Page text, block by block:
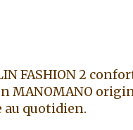
FASHION 2
MANOMANO
au quotidien.